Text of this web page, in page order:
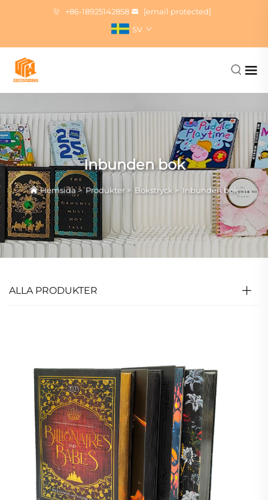
+86-18925142858
[email protected]
SV
Inbunden bok
Hemsida>Produkter > Bokstryck > Inbunden bok
ALLA PRODUKTER